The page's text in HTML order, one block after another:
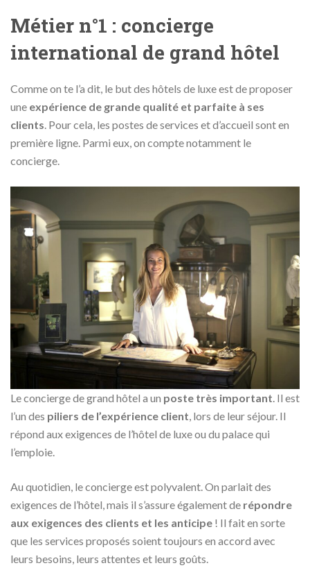
Métier n°1 : concierge
international de grand hôtel
Comme on te l’a dit, le but des hôtels de luxe est de proposer
une expérience de grande qualité et parfaite à ses
clients. Pour cela, les postes de services et d’accueil sont en
première ligne. Parmi eux, on compte notamment le
concierge.
Le concierge de grand hôtel a un poste très important. Il est
l’un des piliers de l’expérience client, lors de leur séjour. Il
répond aux exigences de l’hôtel de luxe ou du palace qui
l’emploie.
Au quotidien, le concierge est polyvalent. On parlait des
exigences de l’hôtel, mais il s’assure également de répondre
aux exigences des clients et les anticipe ! Il fait en sorte
que les services proposés soient toujours en accord avec
leurs besoins, leurs attentes et leurs goûts.